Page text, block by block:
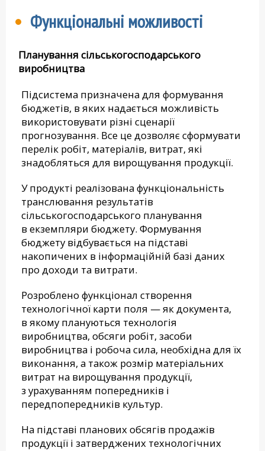
Функціональні можливості
Планування сільськогосподарського
виробництва
Підсистема призначена для формування
бюджетів, в яких надається можливість
використовувати різні сценарії
прогнозування. Все це дозволяє сформувати
перелік робіт, матеріалів, витрат, які
знадобляться для вирощування продукції.
У продукті реалізована функціональність
транслювання результатів
сільськогосподарського планування
в екземпляри бюджету. Формування
бюджету відбувається на підставі
накопичених в інформаційній базі даних
про доходи та витрати.
Розроблено функціонал створення
технологічної карти поля — як документа,
в якому плануються технологія
виробництва, обсяги робіт, засоби
виробництва і робоча сила, необхідна для їх
виконання, а також розмір матеріальних
витрат на вирощування продукції,
з урахуванням попередників і
передпопередників культур.
На підставі планових обсягів продажів
продукції і затверджених технологічних